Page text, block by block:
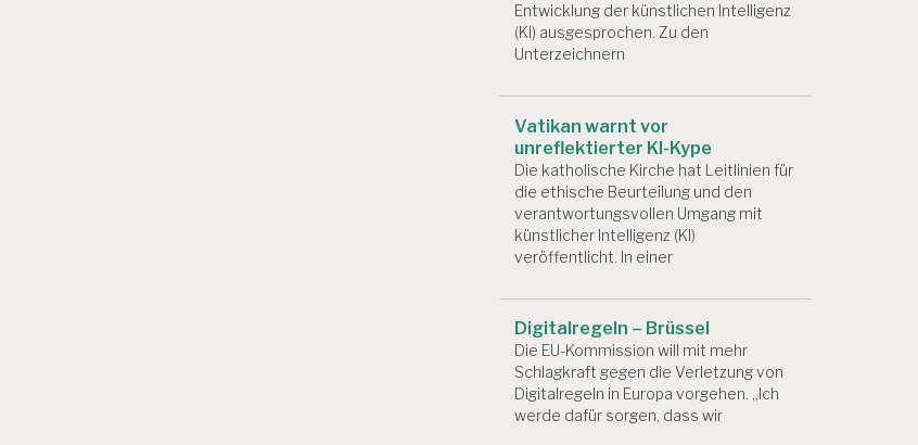
Entwicklung der künstlichen Intelligenz
(KI) ausgesprochen. Zu den
Unterzeichnern
Vatikan warnt vor
unreflektierter KI-Kype
Die katholische Kirche hat Leitlinien für
die ethische Beurteilung und den
verantwortungsvollen Umgang mit
künstlicher Intelligenz (KI)
veröffentlicht. In einer
Digitalregeln – Brüssel
Die EU-Kommission will mit mehr
Schlagkraft gegen die Verletzung von
Digitalregeln in Europa vorgehen. „Ich
werde dafür sorgen, dass wir